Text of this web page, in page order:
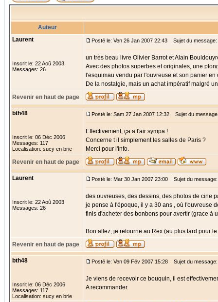
Auteur
Laurent
Inscrit le: 22 Aoû 2003
Messages: 26
Posté le: Ven 26 Jan 2007 22:43 Sujet du
un très beau livre Olivier Barrot et Alain
Avec des photos superbes et originales, une
l'esquimau vendu par l'ouvreuse et son panier en
De la nostalgie, mais un achat impératif malgré
Revenir en haut de page
bth48
Inscrit le: 06 Déc 2006
Messages: 117
Localisation: sucy en brie
Posté le: Sam 27 Jan 2007 12:32 Sujet du
Effectivement, ça a l'air sympa !
Concerne t il simplement les salles de Paris ?
Merci pour l'info.
Revenir en haut de page
Laurent
Inscrit le: 22 Aoû 2003
Messages: 26
Posté le: Mar 30 Jan 2007 23:00 Sujet du
des ouvreuses, des dessins, des photos de cine
je pense à l'époque, il y a 30 ans , où l'ouvreuse
finis d'acheter des bonbons pour avertir (grace à
Bon allez, je retourne au Rex (au plus tard pour
Revenir en haut de page
bth48
Inscrit le: 06 Déc 2006
Messages: 117
Localisation: sucy en brie
Posté le: Ven 09 Fév 2007 15:28 Sujet du message:
Je viens de recevoir ce bouquin, il est
A recommander.